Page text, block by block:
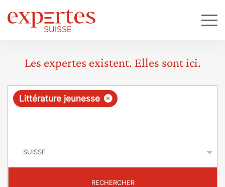
Les expertes existent. Elles sont ici.
R
ê
×
Littérature jeunesse
RECHERCHER